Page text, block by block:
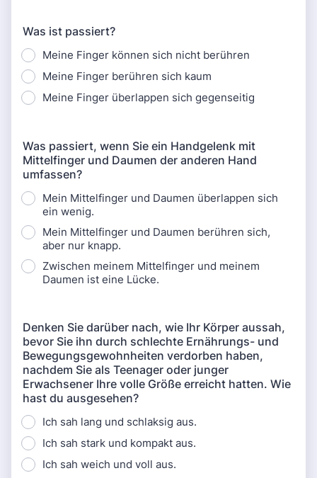
Was ist passiert?
Meine Finger können sich nicht berühren
Meine Finger berühren sich kaum
Meine Finger überlappen sich gegenseitig
Was passiert, wenn Sie ein Handgelenk mit
Mittelfinger und Daumen der anderen Hand
umfassen?
Mein Mittelfinger und Daumen überlappen sich
ein wenig.
Mein Mittelfinger und Daumen berühren sich,
aber nur knapp.
Zwischen meinem Mittelfinger und meinem
Daumen ist eine Lücke.
Denken Sie darüber nach, wie Ihr Körper aussah,
bevor Sie ihn durch schlechte Ernährungs- und
Bewegungsgewohnheiten verdorben haben,
nachdem Sie als Teenager oder junger
Erwachsener Ihre volle Größe erreicht hatten. Wie
hast du ausgesehen?
Ich sah lang und schlaksig aus.
Ich sah stark und kompakt aus.
Ich sah weich und voll aus.